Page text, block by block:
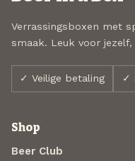
Verrassingsboxen met
smaak. Leuk voor jezelf,
✓ Veilige betaling ✓
Shop
Beer Club